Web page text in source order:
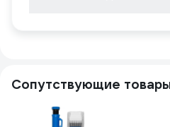
Сопутствующие